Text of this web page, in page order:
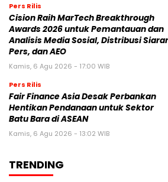
Pers Rilis
Cision Raih MarTech Breakthrough
Awards 2026 untuk Pemantauan dan
Analisis Media Sosial, Distribusi
Pers, dan AEO
Kamis, 6 Agu 2026 - 17:00 WIB
Pers Rilis
Fair Finance Asia Desak Perbankan
Hentikan Pendanaan untuk Sektor
Batu Bara di ASEAN
Kamis, 6 Agu 2026 - 13:02 WIB
TRENDING